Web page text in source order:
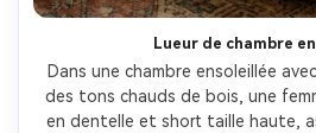
Lueur de chambre
Dans une chambre ensoleillée
des tons chauds de bois, une
en dentelle et short taille haute,